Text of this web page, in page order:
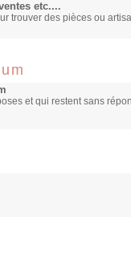
etc....
trouver des pièces ou
et qui restent sans